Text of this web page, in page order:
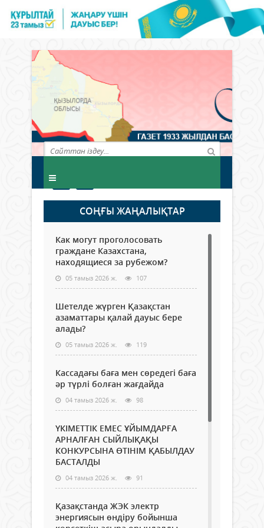
СОҢҒЫ ЖАҢАЛЫҚТАР
Как могут проголосовать
граждане Казахстана,
находящиеся за рубежом?
05 тамыз 2026 ж. 107
Шетелде жүрген Қазақстан
азаматтары қалай дауыс бере
алады?
05 тамыз 2026 ж. 119
Кассадағы баға мен сөредегі баға
әр түрлі болған жағдайда
04 тамыз 2026 ж. 98
ҮКІМЕТТІК ЕМЕС ҰЙЫМДАРҒА
АРНАЛҒАН СЫЙЛЫҚАҚЫ
КОНКУРСЫНА ӨТІНІМ ҚАБЫЛДАУ
БАСТАЛДЫ
04 тамыз 2026 ж. 91
Қазақстанда ЖЭК электр
энергиясын өндіру бойынша